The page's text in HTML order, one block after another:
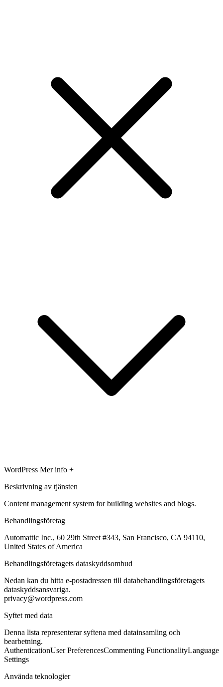
WordPress Mer info +
Beskrivning av tjänsten
Content management system for building websites and blogs.
Behandlingsföretag
Automattic Inc., 60 29th Street #343, San Francisco, CA 94110,
United States of America
Behandlingsföretagets dataskyddsombud
Nedan kan du hitta e-postadressen till databehandlingsföretagets
dataskyddsansvariga.
privacy@wordpress.com
Syftet med data
Denna lista representerar syftena med datainsamling och
bearbetning.
AuthenticationUser PreferencesCommenting FunctionalityLanguage
Settings
Använda teknologier